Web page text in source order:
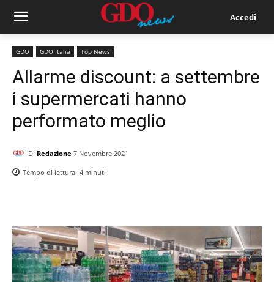
Accedi
GDO GDO Italia Top News
Allarme discount: a settembre
i supermercati hanno
performato meglio
Di Redazione 7 Novembre 2021
Tempo di lettura: 4 minuti